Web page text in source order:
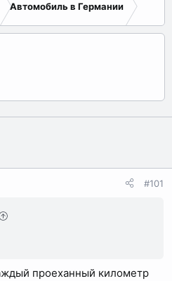
Автомобиль в Германии
#101
проеханный километр